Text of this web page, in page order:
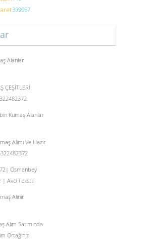
399067
Alanlar
ÇEŞİTLERİ
Kumaş Alanlar
Alımı Ve Hazır
Osmanbey
| Avcı Tekstil
Alınır
Alım Satımında
Ortağınız